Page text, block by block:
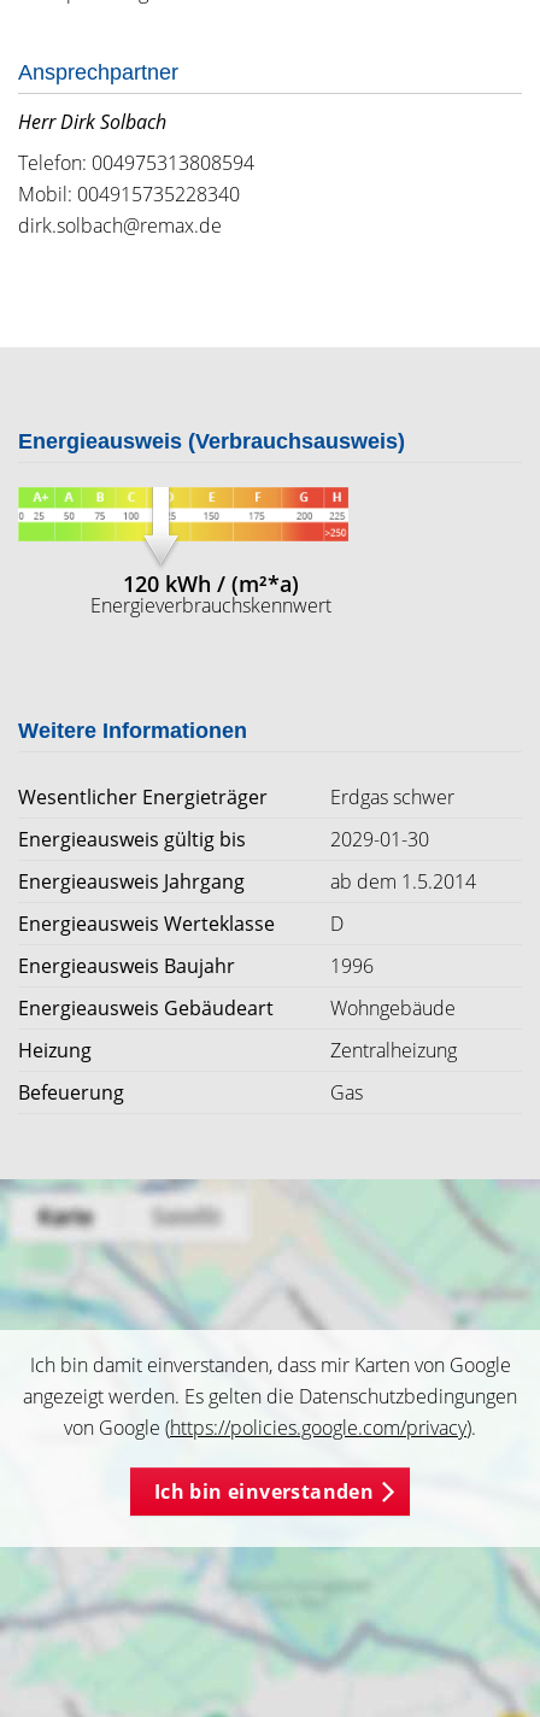
Ansprechpartner
Herr Dirk Solbach
Telefon: 004975313808594
Mobil: 004915735228340
dirk.solbach@remax.de
Energieausweis (Verbrauchsausweis)
120 kWh / (m²*a)
Energieverbrauchskennwert
Weitere Informationen
Wesentlicher Energieträger
Erdgas schwer
Energieausweis gültig bis
2029-01-30
Energieausweis Jahrgang
ab dem 1.5.2014
Energieausweis Werteklasse
D
Energieausweis Baujahr
1996
Energieausweis Gebäudeart
Wohngebäude
Heizung
Zentralheizung
Befeuerung
Gas
Ich bin damit einverstanden, dass mir Karten von Google
angezeigt werden. Es gelten die Datenschutzbedingungen
von Google (https://policies.google.com/privacy).
Ich bin einverstanden